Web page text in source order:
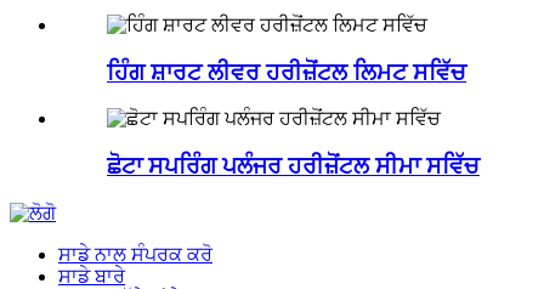
ਹਿੰਗ ਸ਼ਾਰਟ ਲੀਵਰ ਹਰੀਜ਼ੋਂਟਲ ਲਿਮਟ ਸਵਿੱਚ
ਛੋਟਾ ਸਪਰਿੰਗ ਪਲੰਜਰ ਹਰੀਜ਼ੋਂਟਲ ਸੀਮਾ ਸਵਿੱਚ
ਸਾਡੇ ਨਾਲ ਸੰਪਰਕ ਕਰੋ
ਸਾਡੇ ਬਾਰੇ